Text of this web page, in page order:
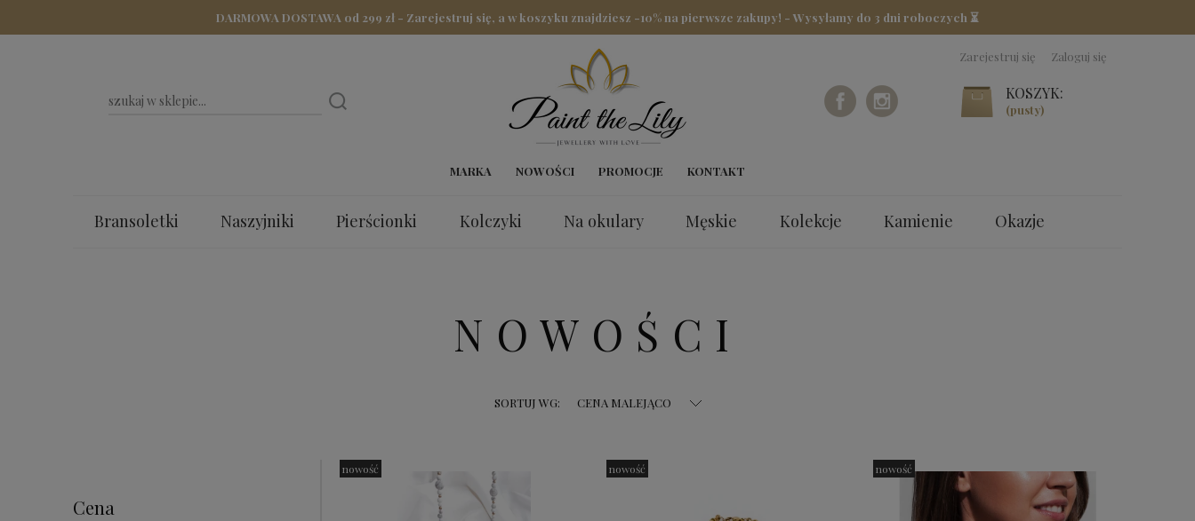
DARMOWA DOSTAWA od 299 zł - Zarejestruj się, a w koszyku znajdziesz -10% na pierwsze zakupy! - Wysyłamy do 3 dni roboczych ⏳
Zarejestruj się Zaloguj się
KOSZYK:
(pusty)
MARKA NOWOŚCI PROMOCJE KONTAKT
Bransoletki Naszyjniki Pierścionki Kolczyki Na okulary Męskie Kolekcje Kamienie
Okazje
NOWOŚCI
SORTUJ WG: CENA MALEJĄCO
Cena
nowość nowość nowość